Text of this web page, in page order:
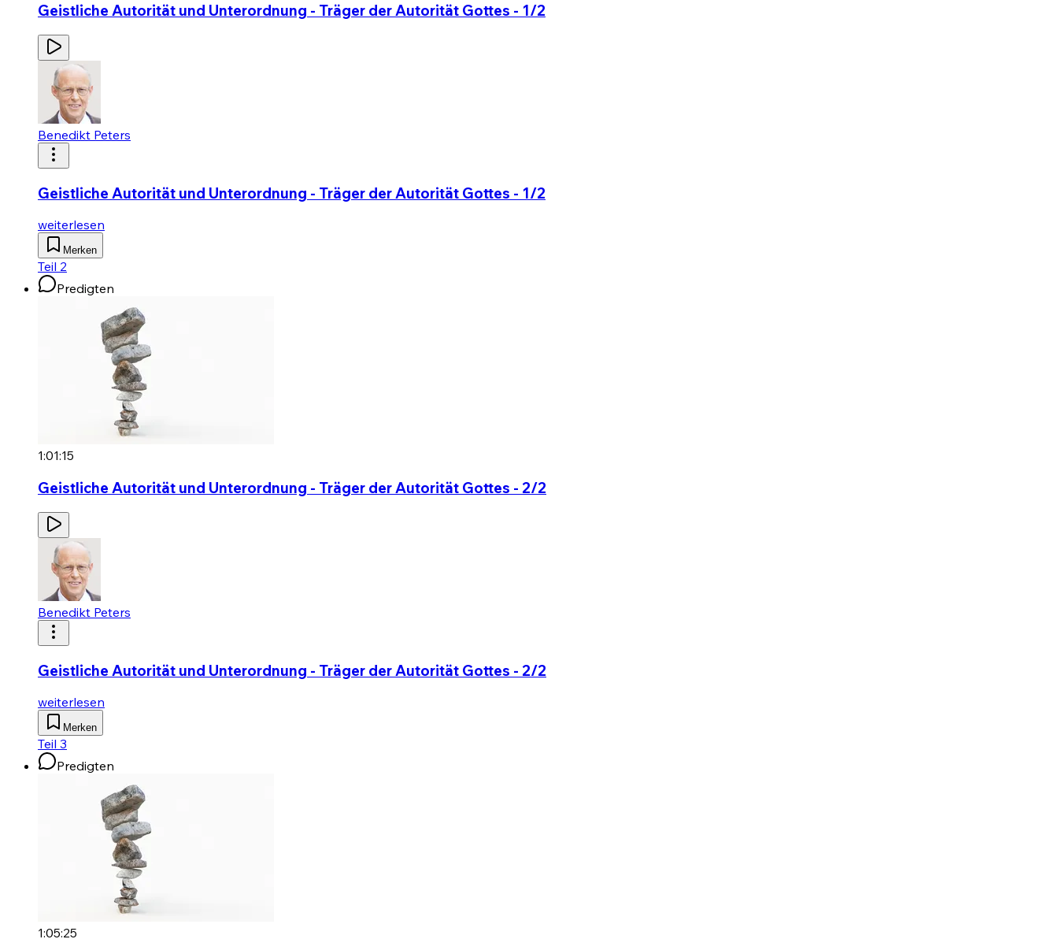
Geistliche Autorität und Unterordnung - Träger der Autorität Gottes - 1/2
Benedikt Peters
Geistliche Autorität und Unterordnung - Träger der Autorität Gottes - 1/2
weiterlesen
Merken
Teil 2
Predigten
1:01:15
Geistliche Autorität und Unterordnung - Träger der Autorität Gottes - 2/2
Benedikt Peters
Geistliche Autorität und Unterordnung - Träger der Autorität Gottes - 2/2
weiterlesen
Merken
Teil 3
Predigten
1:05:25